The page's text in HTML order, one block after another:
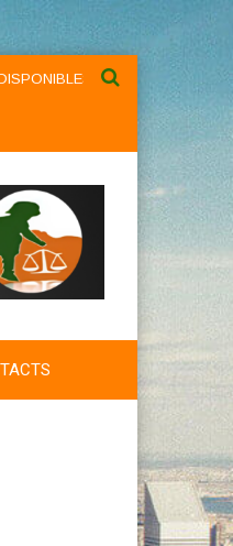
AU NIVEAU DU MENU